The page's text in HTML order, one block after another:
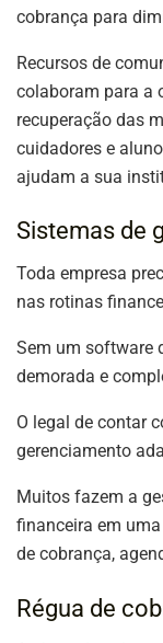
cobrança para
Recursos de
colaboram para a
recuperação das
cuidadores e
ajudam a sua
Sistemas de
Toda empresa
nas rotinas
Sem um software
demorada e
O legal de contar
gerenciamento
Muitos fazem a
financeira em
de cobrança,
Régua de